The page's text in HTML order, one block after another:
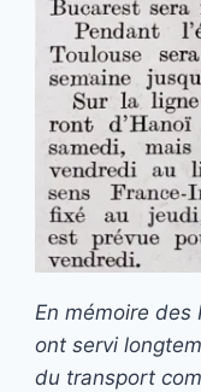
En mémoire des
ont servi
du transport